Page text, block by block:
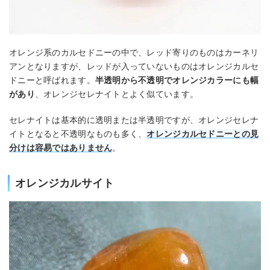
オレンジ系のカルセドニーの中で、レッド寄りのものはカーネリ
アンとなりますが、レッドが入っていないものはオレンジカルセ
ドニーと呼ばれます。 半透明から不透明でオレンジカラーにも幅
があり 、オレンジセレナイトとよく似ています。
セレナイトは基本的に透明または半透明ですが、オレンジセレナ
イトとなると不透明なものも多く、オレンジカルセドニーとの見
分けは容易ではありません。
オレンジカルサイト